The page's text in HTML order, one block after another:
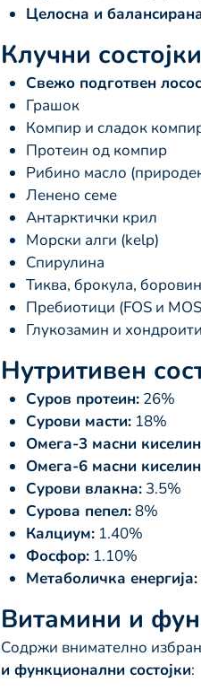
Целосна и
Клучни состојки
Свежо подготвен
Грашок
Компир и сладок
Протеин од компир
Рибино масло
Ленено семе
Антарктички крил
Морски алги (kelp)
Спирулина
Тиква, брокула,
Пребиотици (FOS и
Глукозамин и
Нутритивен
Суров протеин:26%
Сурови масти:18%
Омега-3 масни
Омега-6 масни
Сурови влакна:3.5%
Сурова пепел:8%
Калциум:1.40%
Фосфор:1.10%
Метаболичка енергија:
Витамини и
Содржи внимателно
и функционални состојки: